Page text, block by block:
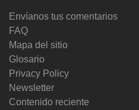
Envíanos tus comentarios
FAQ
Mapa del sitio
Glosario
Privacy Policy
Newsletter
Contenido reciente